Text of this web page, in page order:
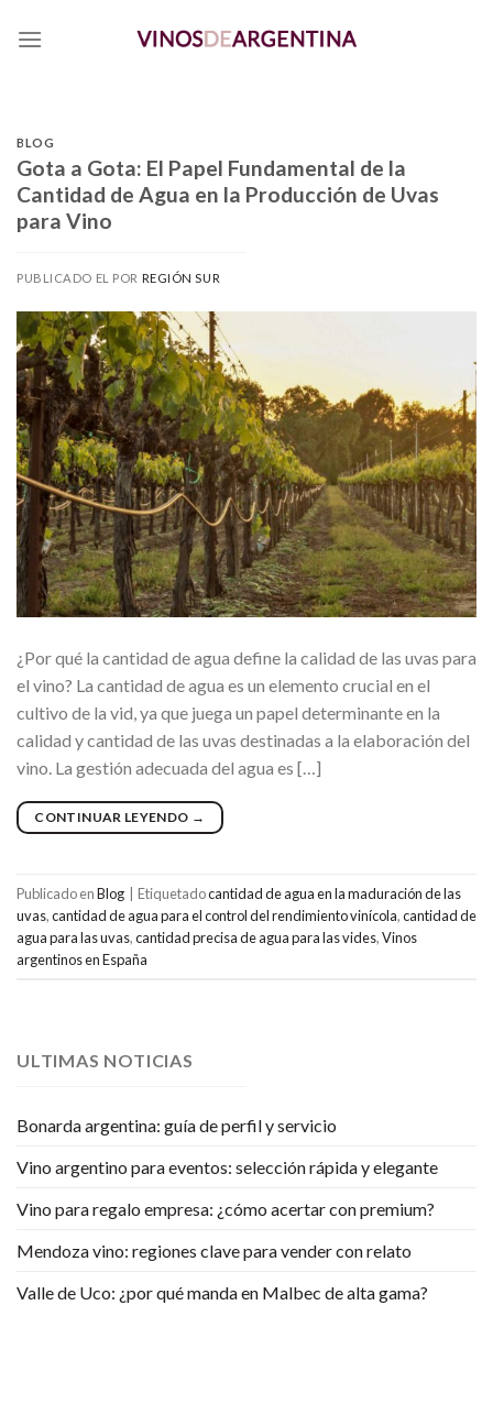
BLOG
Gota a Gota: El Papel Fundamental de la
Cantidad de Agua en la Producción de Uvas
para Vino
PUBLICADO EL POR REGIÓN SUR
¿Por qué la cantidad de agua define la calidad de las uvas para
el vino? La cantidad de agua es un elemento crucial en el
cultivo de la vid, ya que juega un papel determinante en la
calidad y cantidad de las uvas destinadas a la elaboración del
vino. La gestión adecuada del agua es […]
CONTINUAR LEYENDO →
Publicado enBlog Etiquetadocantidad de agua en la maduración de las
uvas,cantidad de agua para el control del rendimiento vinícola,cantidad de
agua para las uvas,cantidad precisa de agua para las vides,Vinos
argentinos en España
ULTIMAS NOTICIAS
Bonarda argentina: guía de perfil y servicio
Vino argentino para eventos: selección rápida y elegante
Vino para regalo empresa: ¿cómo acertar con premium?
Mendoza vino: regiones clave para vender con relato
Valle de Uco: ¿por qué manda en Malbec de alta gama?